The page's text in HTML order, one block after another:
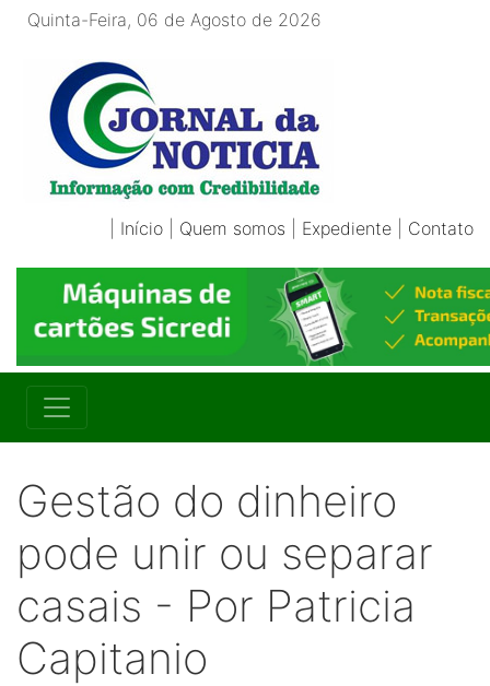
Quinta-Feira, 06 de Agosto de 2026
Início Quem somos Expediente Contato
Gestão do dinheiro
pode unir ou separar
casais - Por Patricia
Capitanio